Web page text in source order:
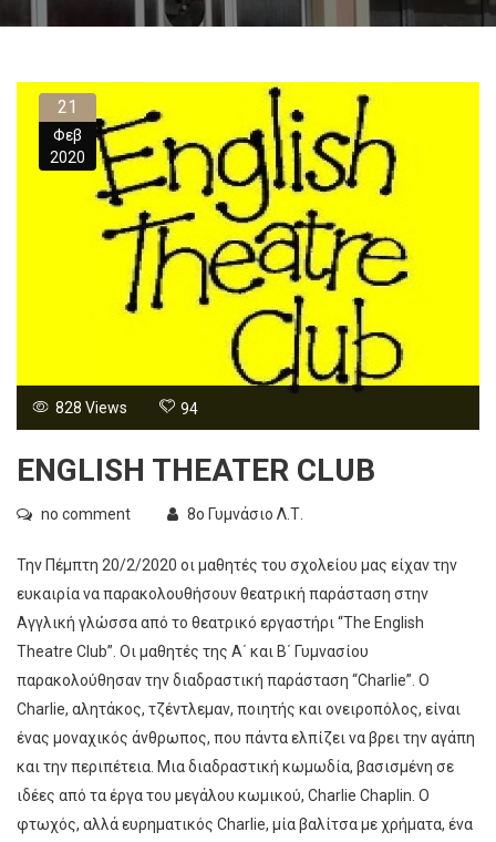
21
Φεβ
2020
828 Views 94
ENGLISH THEATER CLUB
no comment 8ο Γυμνάσιο Λ.Τ.
Την Πέμπτη 20/2/2020 οι μαθητές του σχολείου μας είχαν την
ευκαιρία να παρακολουθήσουν θεατρική παράσταση στην
Αγγλική γλώσσα από το θεατρικό εργαστήρι “The English
Theatre Club”. Οι μαθητές της Α΄ και Β΄ Γυμνασίου
παρακολούθησαν την διαδραστική παράσταση “Charlie”. Ο
Charlie, αλητάκος, τζέντλεμαν, ποιητής και ονειροπόλος, είναι
ένας μοναχικός άνθρωπος, που πάντα ελπίζει να βρει την αγάπη
και την περιπέτεια. Μια διαδραστική κωμωδία, βασισμένη σε
ιδέες από τα έργα του μεγάλου κωμικού, Charlie Chaplin. Ο
φτωχός, αλλά ευρηματικός Charlie, μία βαλίτσα με χρήματα, ένα